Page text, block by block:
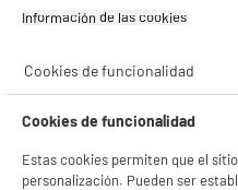
Información de las cookies‎
Cookies de funcionalidad
Cookies de funcionalidad
Estas cookies permiten que el
personalización. Pueden ser